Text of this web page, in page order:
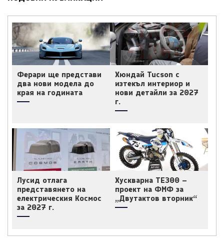
Ферари ще представи
два нови модела до
края на годината
Хюндай Tucson с
изтекъл интериор и
нови детайли за 2027
г.
Лусид отлага
представянето на
електрическия Космос
за 2027 г.
Хускварна TE300 –
проект на ФМФ за
„Двутактов вторник“